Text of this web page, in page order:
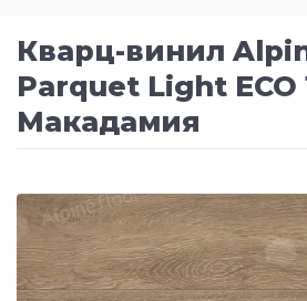
Кварц-винил
Parquet Light ECO
Макадамия